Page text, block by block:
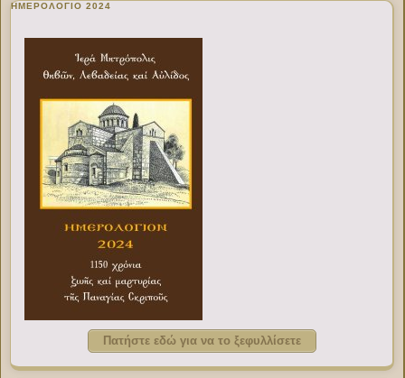
ΗΜΕΡΟΛΟΓΙΟ 2024
Πατήστε εδώ για να το ξεφυλλίσετε